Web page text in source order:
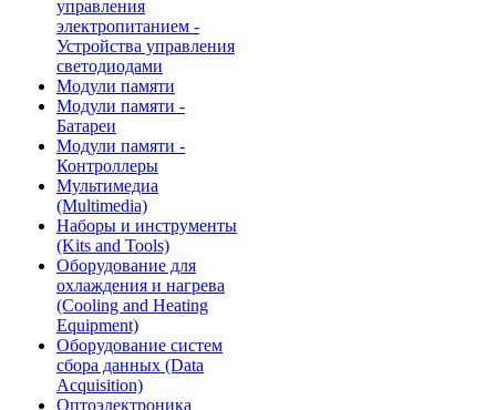
управления
электропитанием -
Устройства управления
светодиодами
Модули памяти
Модули памяти -
Батареи
Модули памяти -
Контроллеры
Мультимедиа
(Multimedia)
Наборы и инструменты
(Kits and Tools)
Оборудование для
охлаждения и нагрева
(Cooling and Heating
Equipment)
Оборудование систем
сбора данных (Data
Acquisition)
Оптоэлектроника